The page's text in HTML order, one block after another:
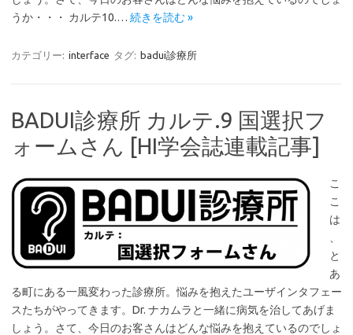
うか・・・ カルテ10.… 続きを読む »
カテゴリー: interface タグ: badui診療所
BADUI診療所 カルテ.9 国選択フ
ォームさん [HI学会誌連載記事]
こ
こ
は
と
あ
る町にある一風変わった診療所。悩みを抱えたユーザインタフェー
スたちがやってきます。Dr. ナカムラと一緒に病気を治してあげま
しょう。さて、今日のお客さんはどんな悩みを抱えているのでしょ